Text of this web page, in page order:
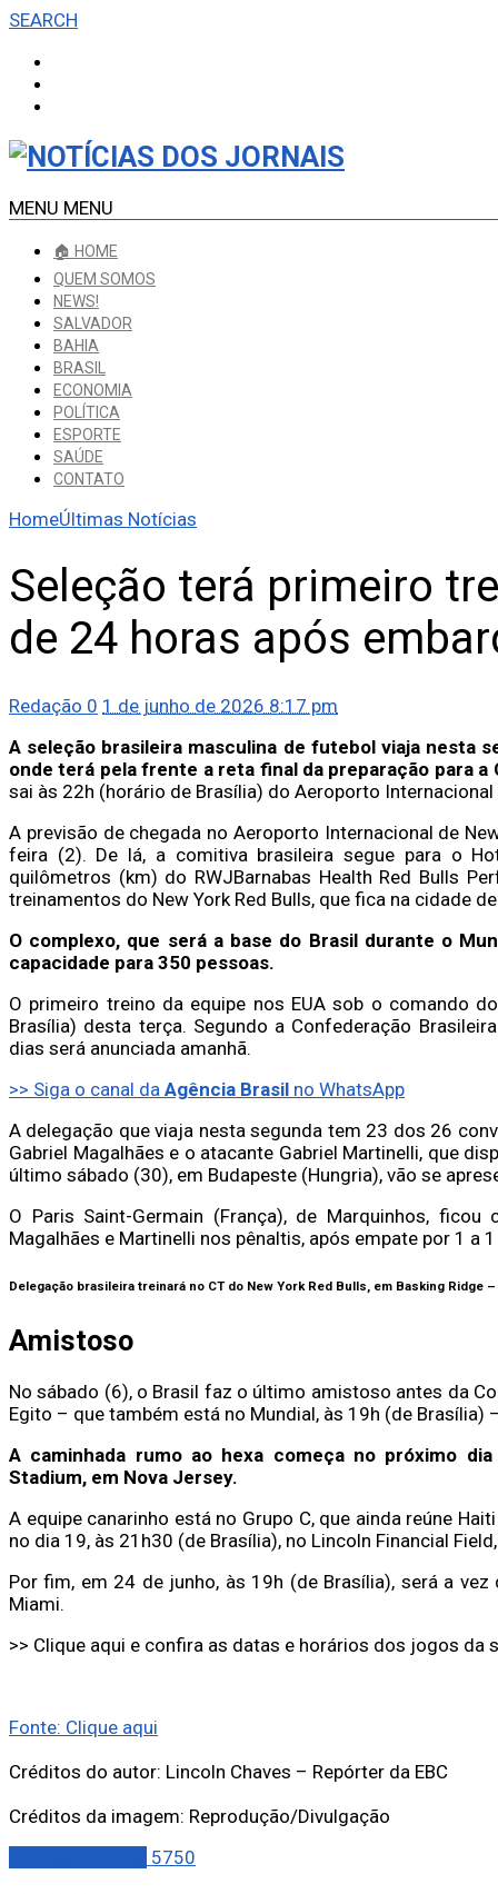
SEARCH
MENU MENU
🏠 HOME
QUEM SOMOS
NEWS!
SALVADOR
BAHIA
BRASIL
ECONOMIA
POLÍTICA
ESPORTE
SAÚDE
CONTATO
HomeÚltimas Notícias
Seleção terá primeiro
de 24 horas após
Redação 0 1 de junho de 2026 8:17 pm
A seleção brasileira masculina de futebol viaja nesta
onde terá pela frente a reta final da preparação para a
sai às 22h (horário de Brasília) do Aeroporto
A previsão de chegada no Aeroporto Internacional de
feira (2). De lá, a comitiva brasileira segue para o
quilômetros (km) do RWJBarnabas Health Red Bulls
treinamentos do New York Red Bulls, que fica na cidade
O complexo, que será a base do Brasil durante o
capacidade para 350 pessoas.
O primeiro treino da equipe nos EUA sob o comando
Brasília) desta terça. Segundo a Confederação
dias será anunciada amanhã.
>> Siga o canal da Agência Brasil no WhatsApp
A delegação que viaja nesta segunda tem 23 dos 26
Gabriel Magalhães e o atacante Gabriel Martinelli, que
último sábado (30), em Budapeste (Hungria), vão se
O Paris Saint-Germain (França), de Marquinhos,
Magalhães e Martinelli nos pênaltis, após empate por 1 a
Delegação brasileira treinará no CT do New York Red Bulls, em Basking Ridge –
Amistoso
No sábado (6), o Brasil faz o último amistoso antes da
Egito – que também está no Mundial, às 19h (de Brasília)
A caminhada rumo ao hexa começa no próximo
Stadium, em Nova Jersey.
A equipe canarinho está no Grupo C, que ainda reúne
no dia 19, às 21h30 (de Brasília), no Lincoln Financial
Por fim, em 24 de junho, às 19h (de Brasília), será a
Miami.
>> Clique aqui e confira as datas e horários dos jogos da
Fonte: Clique aqui
Créditos do autor: Lincoln Chaves – Repórter da EBC
Créditos da imagem: Reprodução/Divulgação
5750